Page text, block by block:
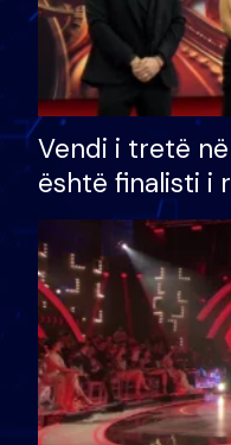
Vendi i tretë
është finalisti i